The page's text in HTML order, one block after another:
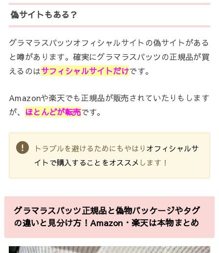
偽サイトもある？
グラマラスパッツオフィシャルサイトの偽サイトがある
と噂があります。確実にグラマラスパッツの正規品が買
えるのはサフィシャルサイトだけです。
Amazonや楽天でも正規品が販売されていたりもします
が、 ほとんどが転売です。
トラブルを避けるためにもやはりオフィシャルサ
イトで購入することをオススメ します！
グラマラスパッツ正規品と偽物パッケージやタグ
の違いと見分け方！Amazon・楽天は本物まとめ